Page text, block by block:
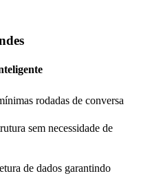
rodadas de conversa
sem necessidade de
de dados garantindo